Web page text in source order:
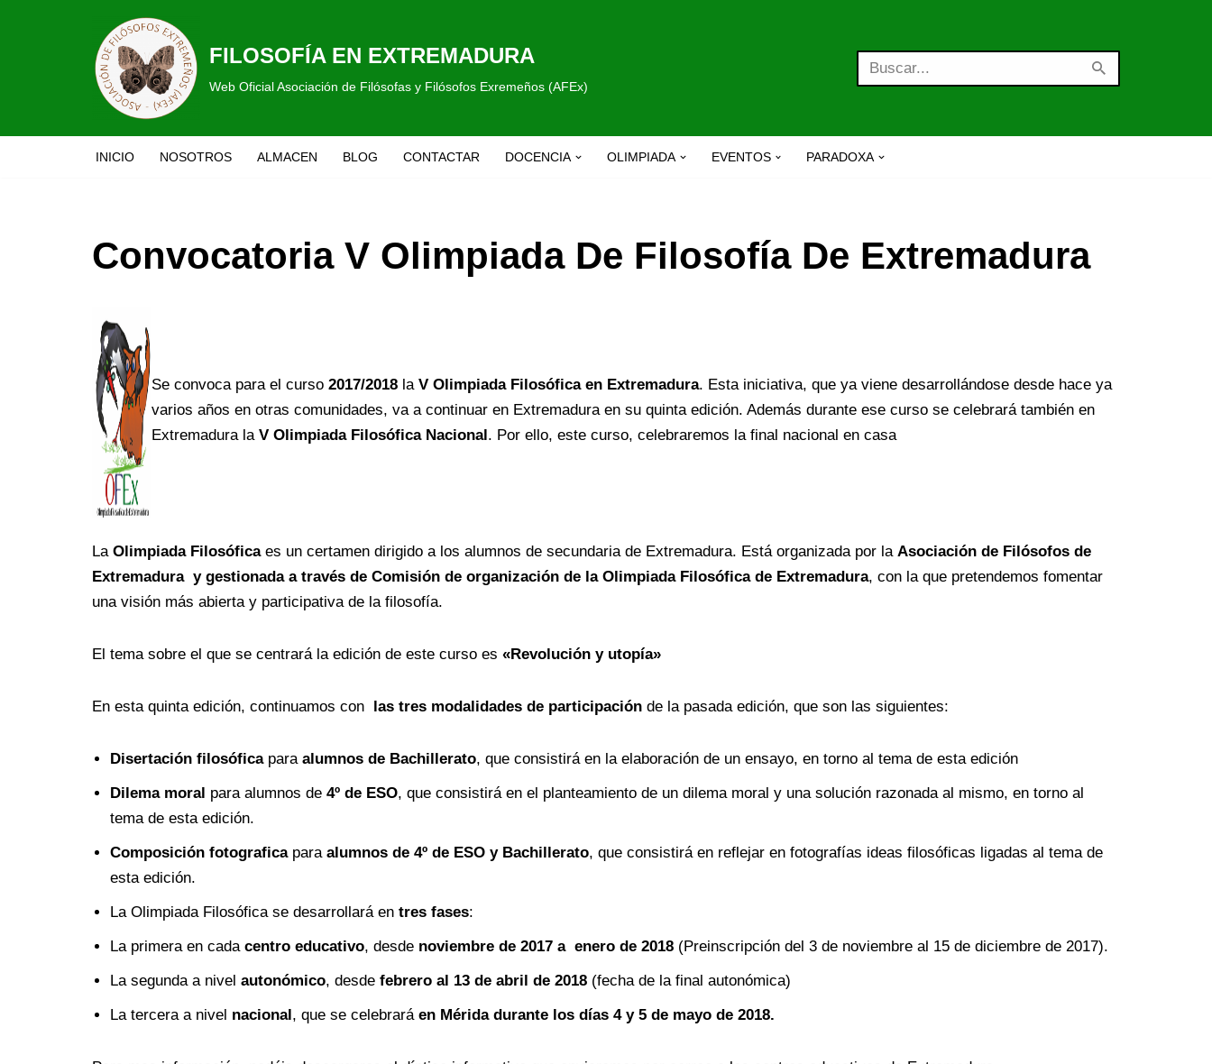
FILOSOFÍA EN EXTREMADURA
Web Oficial Asociación de Filósofas y Filósofos Exremeños (AFEx)
INICIO NOSOTROS ALMACEN BLOG CONTACTAR DOCENCIA OLIMPIADA EVENTOS PARADOXA
Convocatoria V Olimpiada De Filosofía De Extremadura
Se convoca para el curso 2017/2018la V Olimpiada Filosófica en Extremadura. Esta iniciativa, que ya viene desarrollándose desde hace ya
varios años en otras comunidades, va a continuar en Extremadura en su quinta edición. Además durante ese curso se celebrará también en
Extremadura la V Olimpiada Filosófica Nacional. Por ello, este curso, celebraremos la final nacional en casa
La Olimpiada Filosóficaes un certamen dirigido a los alumnos de secundaria de Extremadura. Está organizada por la Asociación de Filósofos de
Extremadura y gestionada a través de Comisión de organización de la Olimpiada Filosófica de Extremadura, con la que pretendemos fomentar
una visión más abierta y participativa de la filosofía.
El tema sobre el que se centrará la edición de este curso es «Revolución y utopía»
En esta quinta edición, continuamos con las tres modalidades de participación de la pasada edición, que son las siguientes:
Disertación filosófica para alumnos de Bachillerato, que consistirá en la elaboración de un ensayo, en torno al tema de esta edición
Dilema moral para alumnos de 4º de ESO, que consistirá en el planteamiento de un dilema moral y una solución razonada al mismo, en torno al
tema de esta edición.
Composición fotograficapara alumnos de 4º de ESO y Bachillerato, que consistirá en reflejar en fotografías ideas filosóficas ligadas al tema de
esta edición.
La Olimpiada Filosófica se desarrollará en tres fases:
La primera en cada centro educativo, desde noviembre de 2017 a enero de 2018 (Preinscripción del 3 de noviembre al 15 de diciembre de 2017).
La segunda a nivel autonómico, desde febrero al 13 de abril de 2018 (fecha de la final autonómica)
La tercera a nivel nacional , que se celebrará en Mérida durante los días 4 y 5 de mayo de 2018.